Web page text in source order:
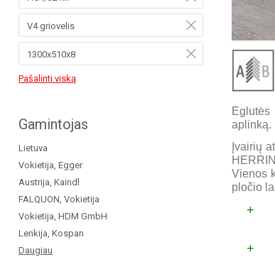
aplinką.
Įvairių
Vienos
pločio
+
+
V4 griovelis
1300x510x8
Pašalinti viską
Gamintojas
Lietuva
Vokietija, Egger
Austrija, Kaindl
FALQUON, Vokietija
Vokietija, HDM GmbH
Lenkija, Kospan
Daugiau